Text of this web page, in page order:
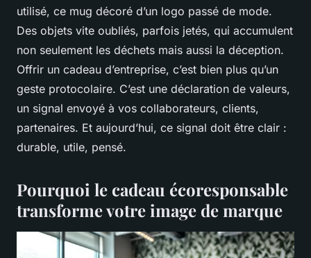
utilisé, ce mug décoré d’un logo passé de mode.
Des objets vite oubliés, parfois jetés, qui accumulent
non seulement les déchets mais aussi la déception.
Offrir un cadeau d’entreprise, c’est bien plus qu’un
geste protocolaire. C’est une déclaration de valeurs,
un signal envoyé à vos collaborateurs, clients,
partenaires. Et aujourd’hui, ce signal doit être clair :
durable, utile, pensé.
Pourquoi le cadeau écoresponsable
transforme votre image de marque